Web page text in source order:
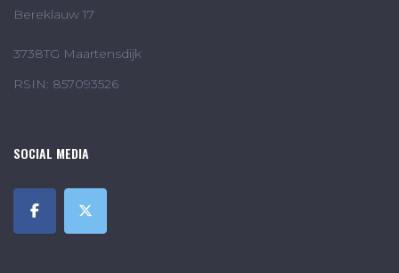
Bereklauw 17
3738TG Maartensdijk
RSIN: 857093526
SOCIAL MEDIA